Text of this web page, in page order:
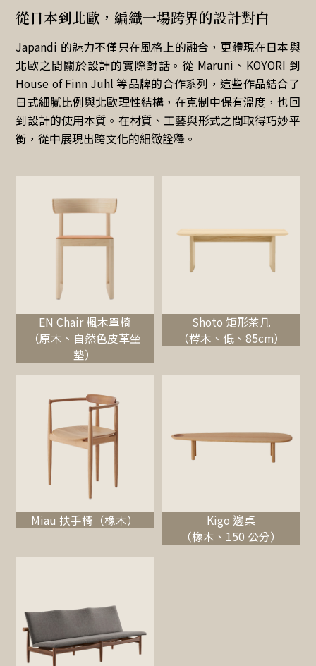
從日本到北歐，編織一場跨界的設計對白
Japandi 的魅力不僅只在風格上的融合，更體現在日本與
北歐之間關於設計的實際對話。從 Maruni、KOYORI 到
House of Finn Juhl 等品牌的合作系列，這些作品結合了
日式細膩比例與北歐理性結構，在克制中保有溫度，也回
到設計的使用本質。在材質、工藝與形式之間取得巧妙平
衡，從中展現出跨文化的細緻詮釋。
EN Chair 楓木單椅
（原木、自然色皮革坐
墊）
Shoto 矩形茶几
（梣木、低、85cm）
Miau 扶手椅（橡木）
Kigo 邊桌
（橡木、150 公分）